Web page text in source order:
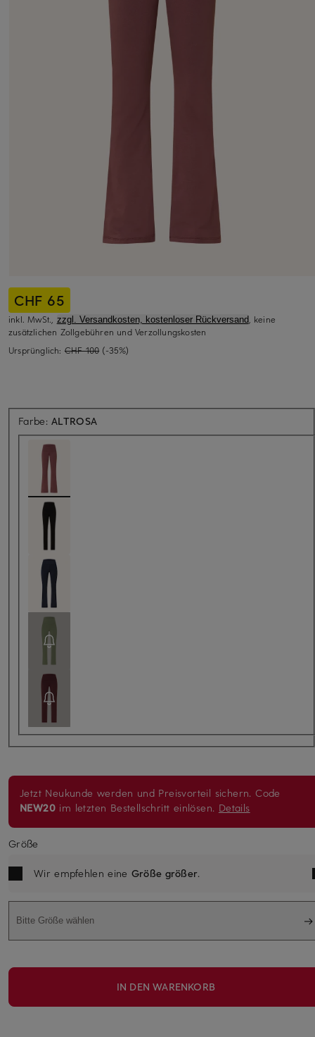
CHF 65
inkl. MwSt., zzgl. Versandkosten, kostenloser Rückversand, keine
zusätzlichen Zollgebühren und Verzollungskosten
Ursprünglich: CHF 100 (-35%)
Farbe:ALTROSA
Jetzt Neukunde werden und Preisvorteil sichern. Code
NEW20 im letzten Bestellschritt einlösen. Details
Größe
Wir empfehlen eine Größe größer.
Bitte Größe wählen
IN DEN WARENKORB